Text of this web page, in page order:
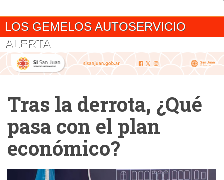
LOS GEMELOS AUTOSERVICIO
ALERTA
Tras la derrota, ¿Qué
pasa con el plan
económico?